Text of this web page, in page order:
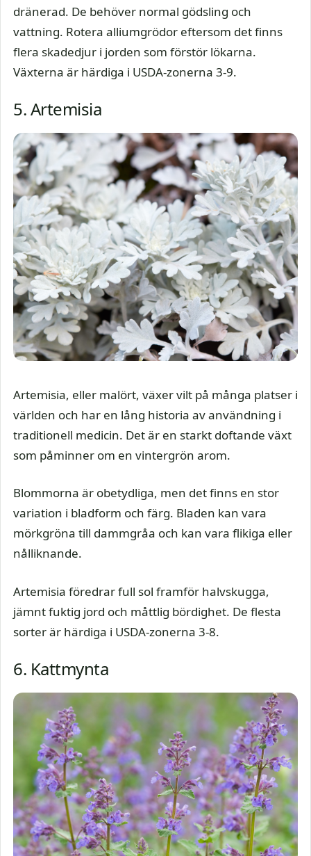
dränerad. De behöver normal gödsling och
vattning. Rotera alliumgrödor eftersom det finns
flera skadedjur i jorden som förstör lökarna.
Växterna är härdiga i USDA-zonerna 3-9.
5. Artemisia
Artemisia, eller malört, växer vilt på många platser i
världen och har en lång historia av användning i
traditionell medicin. Det är en starkt doftande växt
som påminner om en vintergrön arom.
Blommorna är obetydliga, men det finns en stor
variation i bladform och färg. Bladen kan vara
mörkgröna till dammgråa och kan vara flikiga eller
nålliknande.
Artemisia föredrar full sol framför halvskugga,
jämnt fuktig jord och måttlig bördighet. De flesta
sorter är härdiga i USDA-zonerna 3-8.
6. Kattmynta